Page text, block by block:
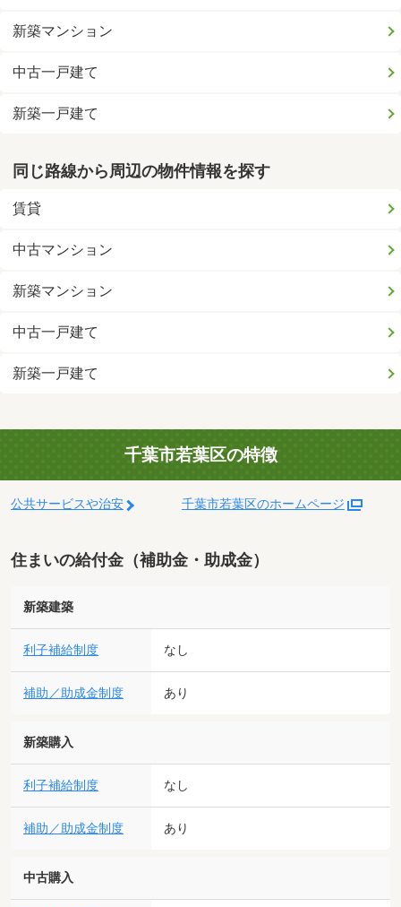
新築マンション
中古一戸建て
新築一戸建て
同じ路線から周辺の物件情報を探す
賃貸
中古マンション
新築マンション
中古一戸建て
新築一戸建て
千葉市若葉区の特徴
公共サービスや治安 千葉市若葉区のホームページ
住まいの給付金（補助金・助成金）
新築建築
利子補給制度 なし
補助／助成金制度 あり
新築購入
利子補給制度 なし
補助／助成金制度 あり
中古購入